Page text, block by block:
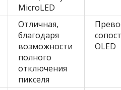
MicroLED
Отличная,
благодаря
возможности
полного
отключения
пикселя
OLED